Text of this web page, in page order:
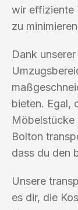
wir effiziente
zu
Dank
bieten. Egal,
Möbelstücke
Bolton
dass du den
Unsere
es dir, die